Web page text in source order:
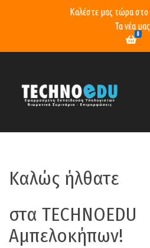
Καλέστε μας τώρα στο
Τα νέα μας
0
Καλώς ήλθατε
στα TECHNOEDU
Αμπελοκήπων!